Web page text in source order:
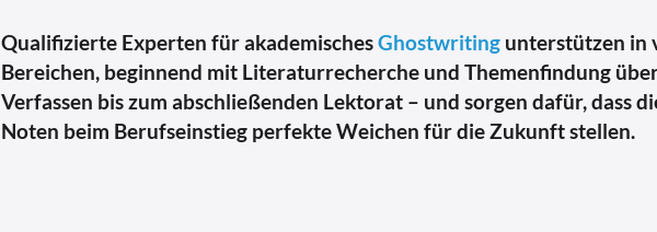
Qualifizierte Experten für akademischesGhostwriting unterstützen in
Bereichen, beginnend mit Literaturrecherche und Themenfindung
Verfassen bis zum abschließenden Lektorat – und sorgen dafür, dass
Noten beim Berufseinstieg perfekte Weichen für die Zukunft stellen.